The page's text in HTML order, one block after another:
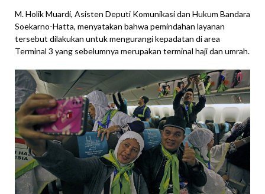
M. Holik Muardi, Asisten Deputi Komunikasi dan Hukum Bandara
Soekarno-Hatta, menyatakan bahwa pemindahan layanan
tersebut dilakukan untuk mengurangi kepadatan di area
Terminal 3 yang sebelumnya merupakan terminal haji dan umrah.